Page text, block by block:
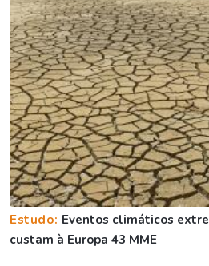
Estudo: Eventos climáticos
custam à Europa 43 MME